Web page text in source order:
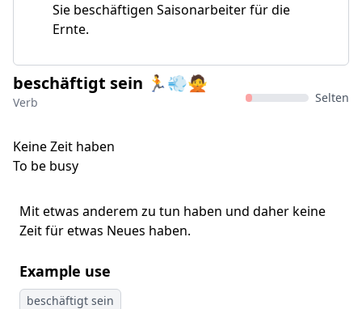
Sie beschäftigen Saisonarbeiter für die
Ernte.
beschäftigt sein 🏃💨🙅
Verb Selten
Keine Zeit haben
To be busy
Mit etwas anderem zu tun haben und daher keine
Zeit für etwas Neues haben.
Example use
beschäftigt sein